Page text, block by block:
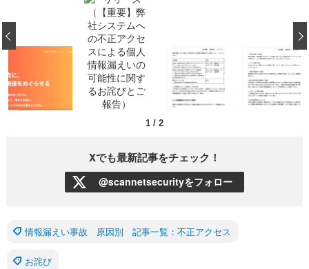
1 / 2
Xでも最新記事をチェック！
@scannetsecurityをフォロー
情報漏えい事故 原因別 記事一覧：不正アクセス
お詫び